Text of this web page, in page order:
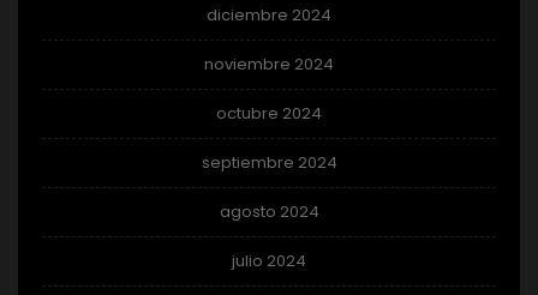
diciembre 2024
noviembre 2024
octubre 2024
septiembre 2024
agosto 2024
julio 2024